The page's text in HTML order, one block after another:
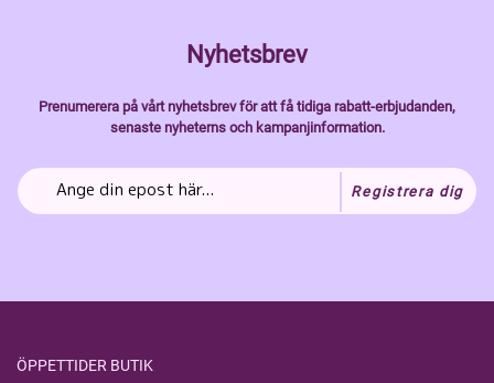
Nyhetsbrev
Prenumerera på vårt nyhetsbrev för att få tidiga rabatt-erbjudanden,
senaste nyheterns och kampanjinformation.
Registrera dig
ÖPPETTIDER BUTIK